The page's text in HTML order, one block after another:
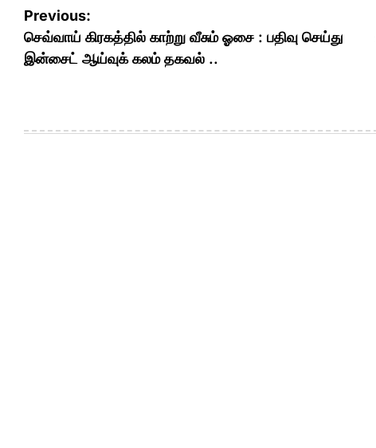
Post
navigation
Previous:
செவ்வாய் கிரகத்தில் காற்று வீசும் ஓசை : பதிவு செய்து
இன்சைட் ஆய்வுக் கலம் தகவல் ..